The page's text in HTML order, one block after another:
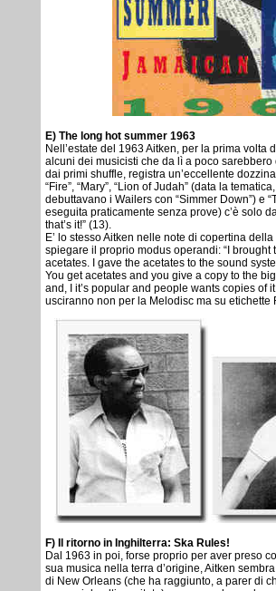
E) The long hot summer 1963
Nell’estate del 1963 Aitken, per la prima
alcuni dei musicisti che da lì a poco
dai primi shuffle, registra un’eccellente
“Fire”, “Mary”, “Lion of Judah” (data la
debuttavano i Wailers con “Simmer Down”) e
eseguita praticamente senza prove) c’è solo
that’s it!” (13).
E’ lo stesso Aitken nelle note di copertina
spiegare il proprio modus operandi: “I
acetates. I gave the acetates to the sound
You get acetates and you give a copy to the
and, I it’s popular and people wants copies of
usciranno non per la Melodisc ma su etichette
F) Il ritorno in Inghilterra: Ska Rules!
Dal 1963 in poi, forse proprio per aver preso
sua musica nella terra d’origine, Aitken
di New Orleans (che ha raggiunto, a parer di